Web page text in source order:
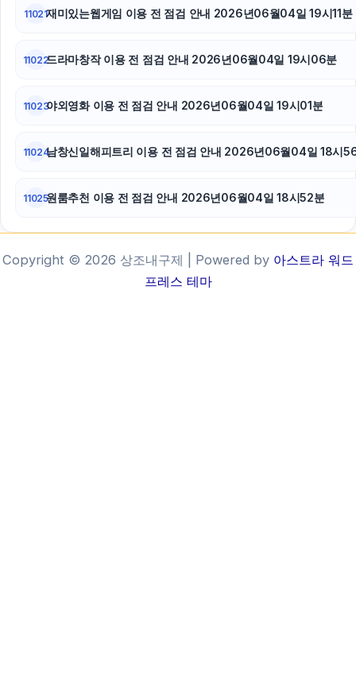
11021재미있는웹게임 이용 전 점검 안내 2026년06월04일 19시11분
11022드라마창작 이용 전 점검 안내 2026년06월04일 19시06분
11023야외영화 이용 전 점검 안내 2026년06월04일 19시01분
11024남창신일해피트리 이용 전 점검 안내 2026년06월04일 18시
11025원룸추천 이용 전 점검 안내 2026년06월04일 18시52분
Copyright © 2026 상조내구제 | Powered by 아스트라 워드
프레스 테마